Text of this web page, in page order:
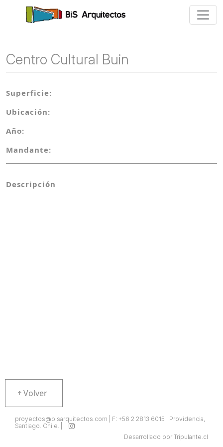
Centro Cultural Buin
Superficie:
Ubicación:
Año:
Mandante:
Descripción
Volver
proyectos@bisarquitectos.com | F: +56 2 2813 6015 | Providencia,
Santiago. Chile. |
Desarrollado por Tripulante.cl